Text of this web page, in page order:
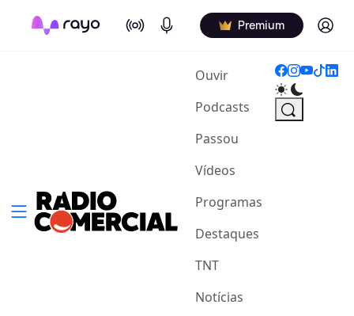
On Air Podcasts Premium Log in
Ouvir(current)
Podcasts
Passou
Vídeos
Programas
Destaques
TNT
Notícias